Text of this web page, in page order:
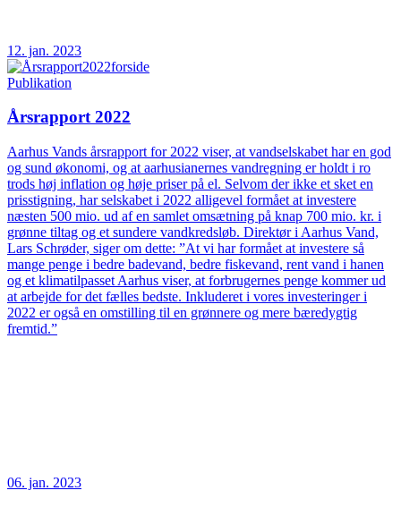
12. jan. 2023
Publikation
Årsrapport 2022
Aarhus Vands årsrapport for 2022 viser, at vandselskabet har en god
og sund økonomi, og at aarhusianernes vandregning er holdt i ro
trods høj inflation og høje priser på el. Selvom der ikke et sket en
prisstigning, har selskabet i 2022 alligevel formået at investere
næsten 500 mio. ud af en samlet omsætning på knap 700 mio. kr. i
grønne tiltag og et sundere vandkredsløb. Direktør i Aarhus Vand,
Lars Schrøder, siger om dette: ”At vi har formået at investere så
mange penge i bedre badevand, bedre fiskevand, rent vand i hanen
og et klimatilpasset Aarhus viser, at forbrugernes penge kommer ud
at arbejde for det fælles bedste. Inkluderet i vores investeringer i
2022 er også en omstilling til en grønnere og mere bæredygtig
fremtid.”
06. jan. 2023